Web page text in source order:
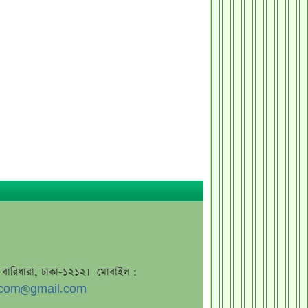
৪৪০০০ দর্শক
বাংলাদেশ নিয়ে নতুন বিতর্ক, মুখ খুললেন
ওয়াজেদ জয়
ঢাকা-১২১২। মোবাইল :